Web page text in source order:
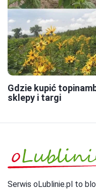
Gdzie kupić
sklepy i targi
Serwis oLublinie.pl to